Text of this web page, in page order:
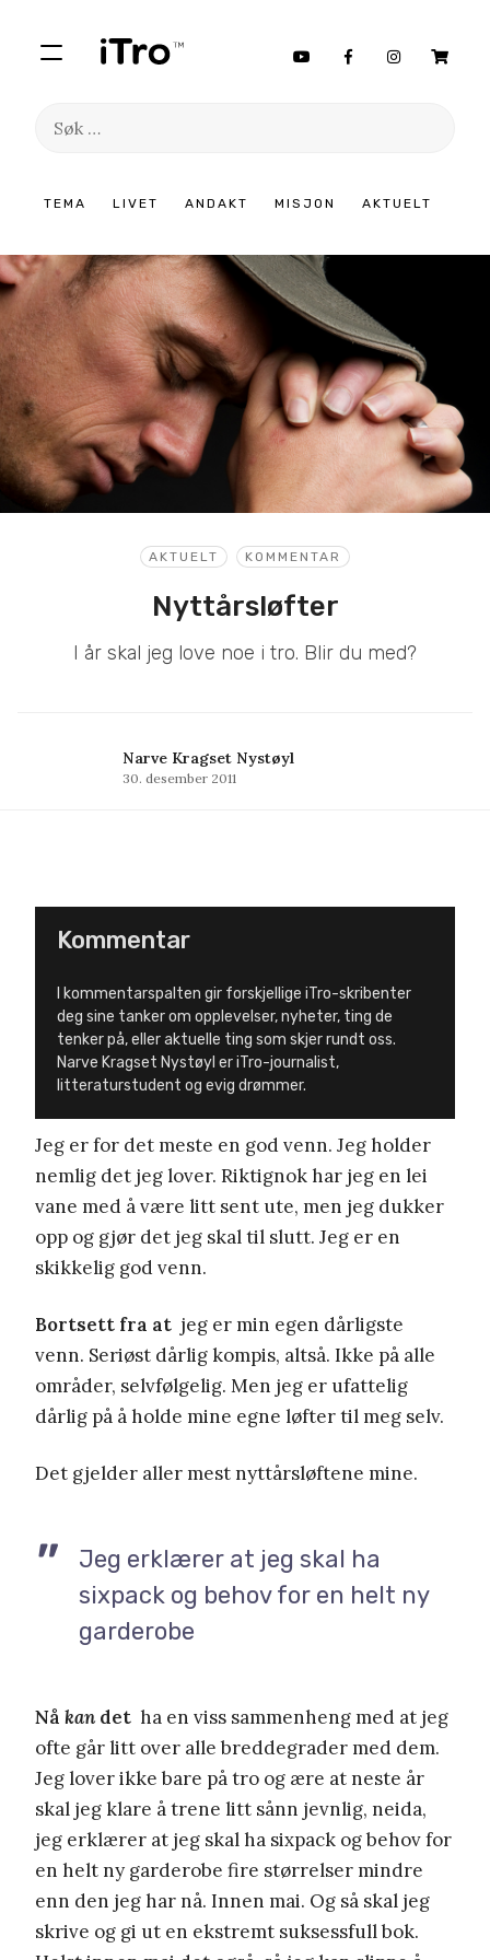
TEMA LIVET ANDAKT MISJON AKTUELT
Søk
innhold
AKTUELT KOMMENTAR
Nyttårsløfter
I år skal jeg love noe i tro. Blir du med?
Narve Kragset Nystøyl
30. desember 2011
Kommentar
I kommentarspalten gir forskjellige iTro-skribenter
deg sine tanker om opplevelser, nyheter, ting de
tenker på, eller aktuelle ting som skjer rundt oss.
Narve Kragset Nystøyl er iTro-journalist,
litteraturstudent og evig drømmer.
Jeg er for det meste en god venn. Jeg holder
nemlig det jeg lover. Riktignok har jeg en lei
vane med å være litt sent ute, men jeg dukker
opp og gjør det jeg skal til slutt. Jeg er en
skikkelig god venn.
Bortsett fra at jeg er min egen dårligste
venn. Seriøst dårlig kompis, altså. Ikke på alle
områder, selvfølgelig. Men jeg er ufattelig
dårlig på å holde mine egne løfter til meg selv.
Det gjelder aller mest nyttårsløftene mine.
Jeg erklærer at jeg skal ha
sixpack og behov for en helt ny
garderobe
Nå kandet ha en viss sammenheng med at jeg
ofte går litt over alle breddegrader med dem.
Jeg lover ikke bare på tro og ære at neste år
skal jeg klare å trene litt sånn jevnlig, neida,
jeg erklærer at jeg skal ha sixpack og behov for
en helt ny garderobe fire størrelser mindre
enn den jeg har nå. Innen mai. Og så skal jeg
skrive og gi ut en ekstremt suksessfull bok.